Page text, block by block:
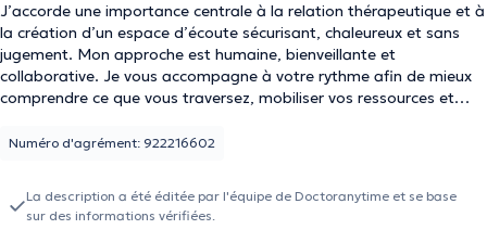
J’accorde une importance centrale à la relation thérapeutique et à
la création d’un espace d’écoute sécurisant, chaleureux et sans
jugement. Mon approche est humaine, bienveillante et
collaborative. Je vous accompagne à votre rythme afin de mieux
comprendre ce que vous traversez, mobiliser vos ressources et
Numéro d'agrément: 922216602
La description a été éditée par l'équipe de Doctoranytime et se base
sur des informations vérifiées.